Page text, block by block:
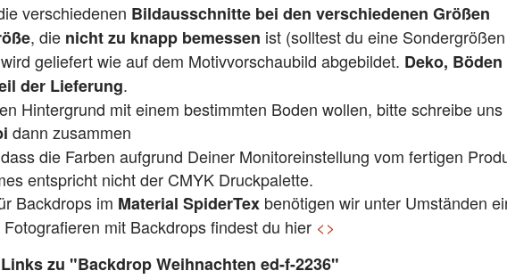
verschiedenen Bildausschnitte bei den verschiedenen Größen
, die nicht zu knapp bemessen ist (solltest du eine
geliefert wie auf dem Motivvorschaubild abgebildet. Deko,
der Lieferung.
Hintergrund mit einem bestimmten Boden wollen, bitte schreibe
dann zusammen
die Farben aufgrund Deiner Monitoreinstellung vom fertigen
entspricht nicht der CMYK Druckpalette.
Backdrops im Material SpiderTex benötigen wir unter Umständen
mit Backdrops findest du hier <>
zu "Backdrop Weihnachten ed-f-2236"